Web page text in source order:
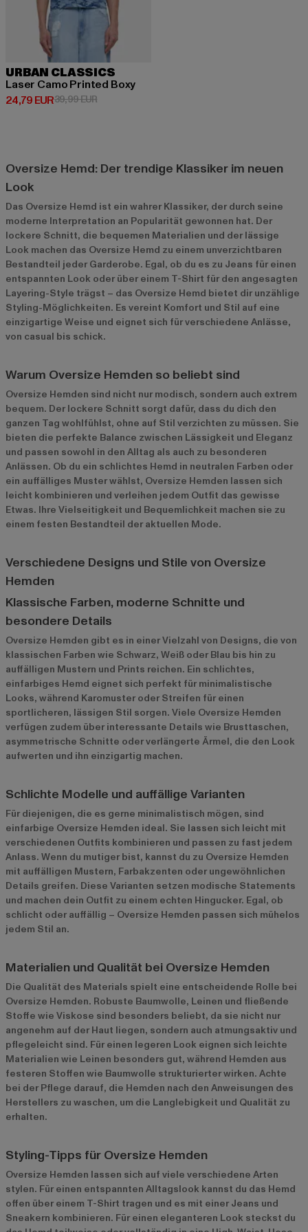
URBAN CLASSICS
Laser Camo Printed Boxy
24,79 EUR
Derzeitiger Preis: 24,79 EUR
39,99 EURAktionspreis: 39,99 EUR
Oversize Hemd: Der trendige Klassiker im neuen
Look
Das Oversize Hemd ist ein wahrer Klassiker, der durch seine
moderne Interpretation an Popularität gewonnen hat. Der
lockere Schnitt, die bequemen Materialien und der lässige
Look machen das Oversize Hemd zu einem unverzichtbaren
Bestandteil jeder Garderobe. Egal, ob du es zu Jeans für einen
entspannten Look oder über einem T-Shirt für den angesagten
Layering-Style trägst – das Oversize Hemd bietet dir unzählige
Styling-Möglichkeiten. Es vereint Komfort und Stil auf eine
einzigartige Weise und eignet sich für verschiedene Anlässe,
von casual bis schick.
Warum Oversize Hemden so beliebt sind
Oversize Hemden sind nicht nur modisch, sondern auch extrem
bequem. Der lockere Schnitt sorgt dafür, dass du dich den
ganzen Tag wohlfühlst, ohne auf Stil verzichten zu müssen. Sie
bieten die perfekte Balance zwischen Lässigkeit und Eleganz
und passen sowohl in den Alltag als auch zu besonderen
Anlässen. Ob du ein schlichtes Hemd in neutralen Farben oder
ein auffälliges Muster wählst, Oversize Hemden lassen sich
leicht kombinieren und verleihen jedem Outfit das gewisse
Etwas. Ihre Vielseitigkeit und Bequemlichkeit machen sie zu
einem festen Bestandteil der aktuellen Mode.
Verschiedene Designs und Stile von Oversize
Hemden
Klassische Farben, moderne Schnitte und
besondere Details
Oversize Hemden gibt es in einer Vielzahl von Designs, die von
klassischen Farben wie Schwarz, Weiß oder Blau bis hin zu
auffälligen Mustern und Prints reichen. Ein schlichtes,
einfarbiges Hemd eignet sich perfekt für minimalistische
Looks, während Karomuster oder Streifen für einen
sportlicheren, lässigen Stil sorgen. Viele Oversize Hemden
verfügen zudem über interessante Details wie Brusttaschen,
asymmetrische Schnitte oder verlängerte Ärmel, die den Look
aufwerten und ihn einzigartig machen.
Schlichte Modelle und auffällige Varianten
Für diejenigen, die es gerne minimalistisch mögen, sind
einfarbige Oversize Hemden ideal. Sie lassen sich leicht mit
verschiedenen Outfits kombinieren und passen zu fast jedem
Anlass. Wenn du mutiger bist, kannst du zu Oversize Hemden
mit auffälligen Mustern, Farbakzenten oder ungewöhnlichen
Details greifen. Diese Varianten setzen modische Statements
und machen dein Outfit zu einem echten Hingucker. Egal, ob
schlicht oder auffällig – Oversize Hemden passen sich mühelos
jedem Stil an.
Materialien und Qualität bei Oversize Hemden
Die Qualität des Materials spielt eine entscheidende Rolle bei
Oversize Hemden. Robuste Baumwolle, Leinen und fließende
Stoffe wie Viskose sind besonders beliebt, da sie nicht nur
angenehm auf der Haut liegen, sondern auch atmungsaktiv und
pflegeleicht sind. Für einen legeren Look eignen sich leichte
Materialien wie Leinen besonders gut, während Hemden aus
festeren Stoffen wie Baumwolle strukturierter wirken. Achte
bei der Pflege darauf, die Hemden nach den Anweisungen des
Herstellers zu waschen, um die Langlebigkeit und Qualität zu
erhalten.
Styling-Tipps für Oversize Hemden
Oversize Hemden lassen sich auf viele verschiedene Arten
stylen. Für einen entspannten Alltagslook kannst du das Hemd
offen über einem T-Shirt tragen und es mit einer Jeans und
Sneakern kombinieren. Für einen eleganteren Look steckst du